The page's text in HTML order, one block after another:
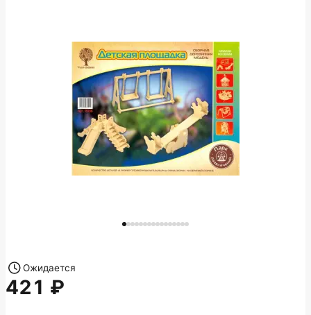
Ожидается
421